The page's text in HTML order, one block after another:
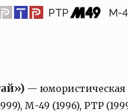
РТР М-
— юмористическая
М-49 (1996), РТР